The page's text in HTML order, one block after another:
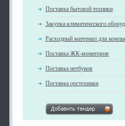
Поставка бытовой техники
Закупка климатического
Расходный материал для
Поставка ЖК-мониторов
Поставка нетбуков
Поставка оргтехники